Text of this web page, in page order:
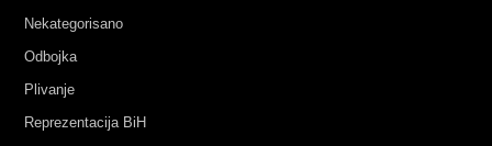
Nekategorisano
Odbojka
Plivanje
Reprezentacija BiH